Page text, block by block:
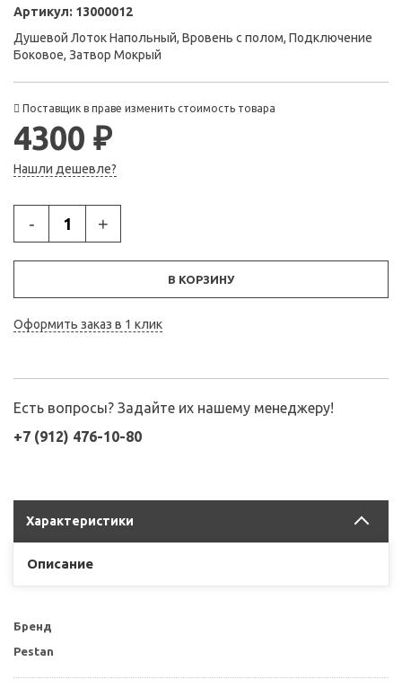
Артикул: 13000012
Душевой Лоток Напольный, Вровень с полом, Подключение
Боковое, Затвор Мокрый
Поставщик в праве изменить стоимость товара
4300 ₽
Нашли дешевле?
- +
В КОРЗИНУ
Оформить заказ в 1 клик
Есть вопросы? Задайте их нашему менеджеру!
+7 (912) 476-10-80
Характеристики
Описание
Бренд
Pestan